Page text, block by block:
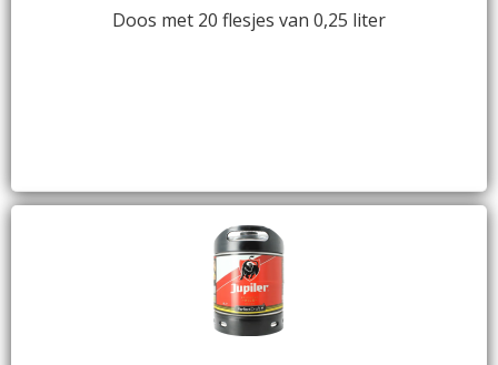
Doos met 20 flesjes van 0,25 liter